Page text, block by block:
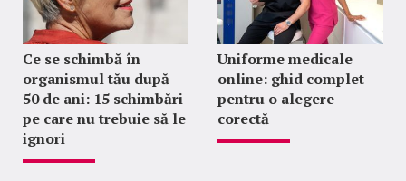
Ce se schimbă în
organismul tău după
50 de ani: 15 schimbări
pe care nu trebuie să le
ignori
Uniforme medicale
online: ghid complet
pentru o alegere
corectă